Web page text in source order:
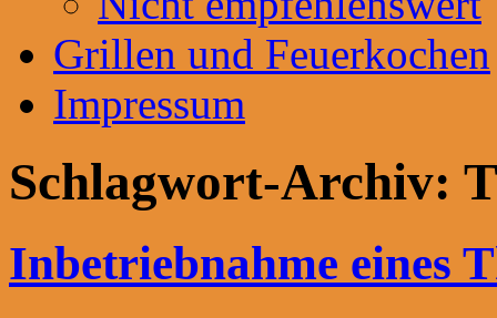
Grillen und Feuerkochen
Impressum
Schlagwort-Archiv:
Inbetriebnahme eines